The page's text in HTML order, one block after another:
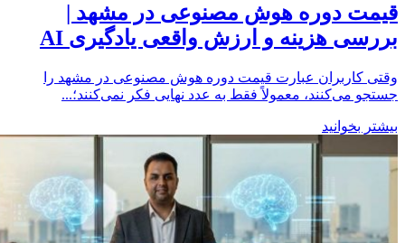
قیمت دوره هوش مصنوعی در مشهد |
بررسی هزینه و ارزش واقعی یادگیری AI
وقتی کاربران عبارت قیمت دوره هوش مصنوعی در مشهد را
جستجو می‌کنند، معمولاً فقط به عدد نهایی فکر نمی‌کنند؛...
بیشتر بخوانید